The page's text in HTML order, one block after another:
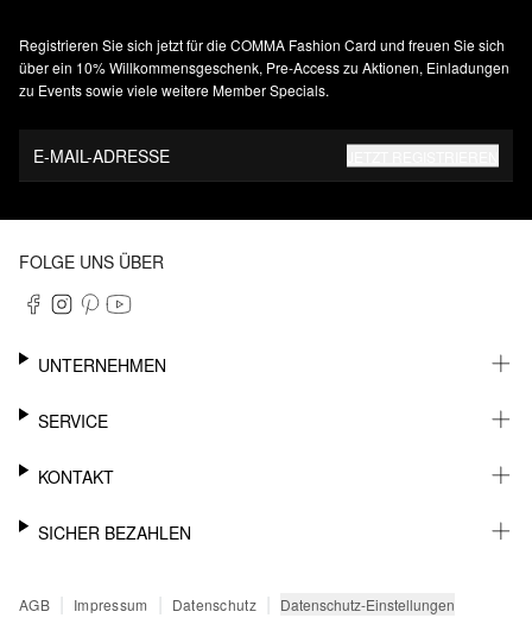
Registrieren Sie sich jetzt für die COMMA Fashion Card und freuen Sie sich
über ein 10% Willkommensgeschenk, Pre-Access zu Aktionen, Einladungen
zu Events sowie viele weitere Member Specials.
E-MAIL-ADRESSE
FOLGE UNS ÜBER
UNTERNEHMEN
KARRIERE
SERVICE
NEWSLETTER
MEIN KONTO
RÜCKGABE
KONTAKT
SUPPORT
SICHER BEZAHLEN
PAYPAL
AGB | Impressum | Datenschutz | Datenschutz-Einstellungen